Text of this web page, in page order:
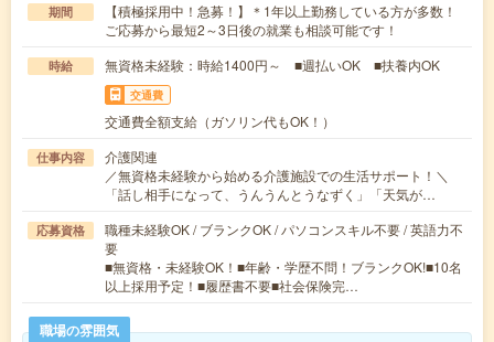
期間
【積極採用中！急募！】＊1年以上勤務している方が多数！
ご応募から最短2～3日後の就業も相談可能です！
時給 無資格未経験：時給1400円～ ■週払いOK ■扶養内OK
交通費
交通費全額支給（ガソリン代もOK！）
仕事内容
介護関連
／無資格未経験から始める介護施設での生活サポート！＼
「話し相手になって、うんうんとうなずく」「天気が…
応募資格
職種未経験OK / ブランクOK / パソコンスキル不要 / 英語力不
要
■無資格・未経験OK！■年齢・学歴不問！ブランクOK!■10名
以上採用予定！■履歴書不要■社会保険完…
職場の雰囲気